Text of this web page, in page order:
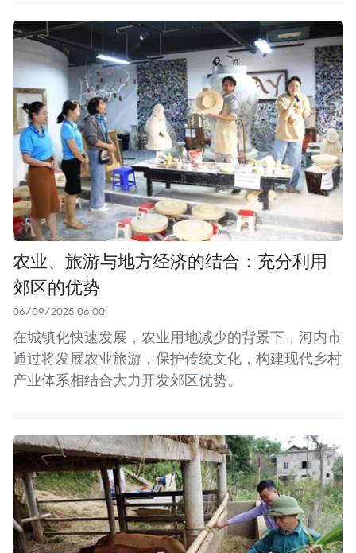
农业、旅游与地方经济的结合：充分利用
郊区的优势
06/09/2025 06:00
在城镇化快速发展，农业用地减少的背景下，河内市
通过将发展农业旅游，保护传统文化，构建现代乡村
产业体系相结合大力开发郊区优势。